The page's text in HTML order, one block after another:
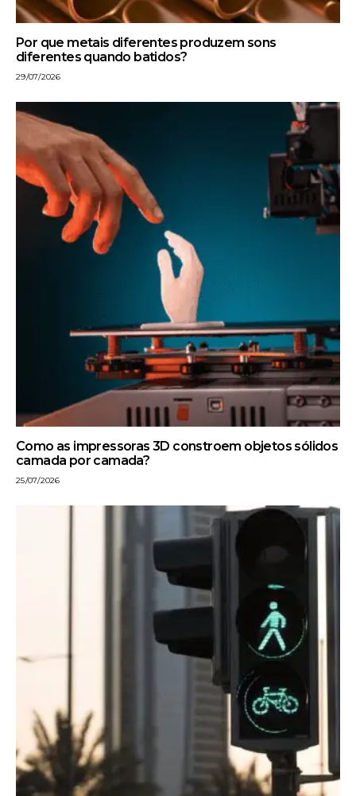
Por que metais diferentes produzem sons
diferentes quando batidos?
29/07/2026
Como as impressoras 3D constroem objetos sólidos
camada por camada?
25/07/2026